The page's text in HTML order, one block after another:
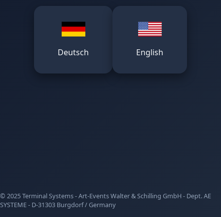
Deutsch English
© 2025 Terminal Systems - Art-Events Walter & Schilling GmbH - Dept. AE
SYSTEME - D-31303 Burgdorf / Germany